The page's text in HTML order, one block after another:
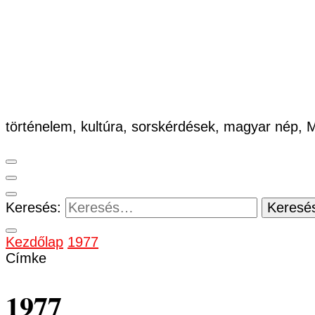
történelem, kultúra, sorskérdések, magyar nép,
Keresés:
Kezdőlap 1977
Címke
1977